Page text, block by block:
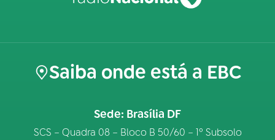
Saiba onde está a EBC
Sede: Brasília DF
SCS – Quadra 08 – Bloco B 50/60 – 1º Subsolo